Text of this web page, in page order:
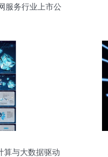
服务行业上市公
算与大数据驱动